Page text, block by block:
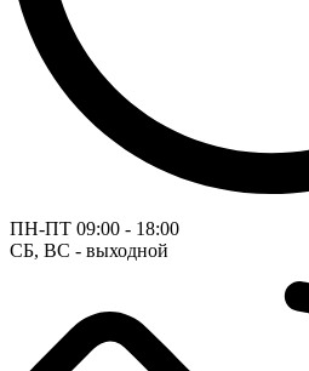
ПН-ПТ 09:00 - 18:00
СБ, ВС - выходной